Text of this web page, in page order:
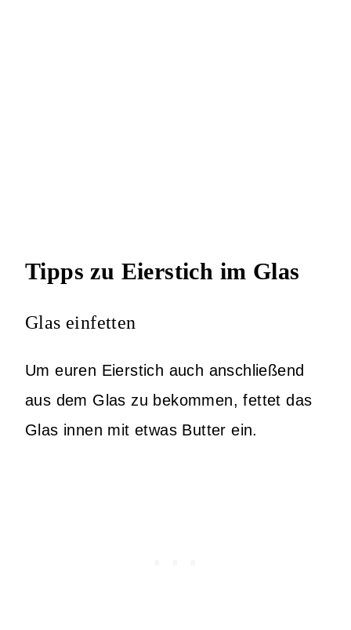
Tipps zu Eierstich im Glas
Glas einfetten
Um euren Eierstich auch anschließend
aus dem Glas zu bekommen, fettet das
Glas innen mit etwas Butter ein.